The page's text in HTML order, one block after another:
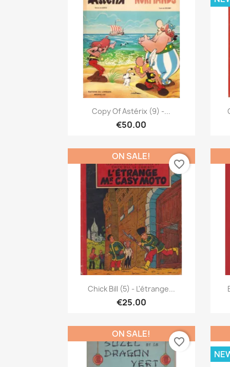
Quick view
Copy Of Astérix (9) -...
€50.00
Quick view
Chick Bill (5) - L'étrange...
€25.00
ON SALE!
favorite_border
ON SALE!
favorite_border